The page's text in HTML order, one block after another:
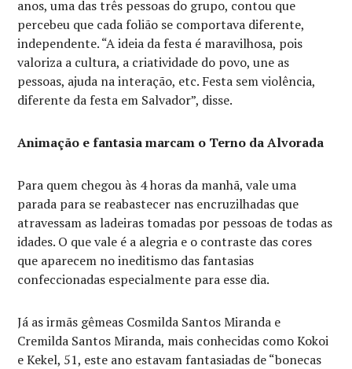
anos, uma das três pessoas do grupo, contou que
percebeu que cada folião se comportava diferente,
independente. “A ideia da festa é maravilhosa, pois
valoriza a cultura, a criatividade do povo, une as
pessoas, ajuda na interação, etc. Festa sem violência,
diferente da festa em Salvador”, disse.
Animação e fantasia marcam o Terno da Alvorada
Para quem chegou às 4 horas da manhã, vale uma
parada para se reabastecer nas encruzilhadas que
atravessam as ladeiras tomadas por pessoas de todas as
idades. O que vale é a alegria e o contraste das cores
que aparecem no ineditismo das fantasias
confeccionadas especialmente para esse dia.
Já as irmãs gêmeas Cosmilda Santos Miranda e
Cremilda Santos Miranda, mais conhecidas como Kokoi
e Kekel, 51, este ano estavam fantasiadas de “bonecas